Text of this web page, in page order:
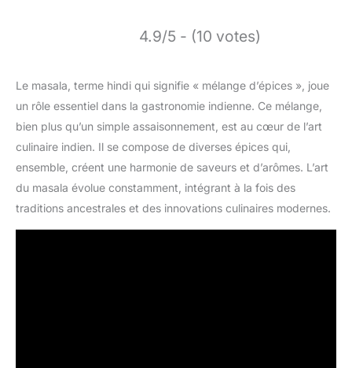
4.9/5 - (10 votes)
Le masala, terme hindi qui signifie « mélange d’épices », joue
un rôle essentiel dans la gastronomie indienne. Ce mélange,
bien plus qu’un simple assaisonnement, est au cœur de l’art
culinaire indien. Il se compose de diverses épices qui,
ensemble, créent une harmonie de saveurs et d’arômes. L’art
du masala évolue constamment, intégrant à la fois des
traditions ancestrales et des innovations culinaires modernes.